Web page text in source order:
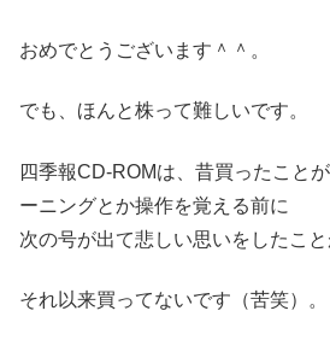
おめでとうございます＾＾。
でも、ほんと株って難しいです。
四季報CD-ROMは、昔買ったこと
ーニングとか操作を覚える前に
次の号が出て悲しい思いをしたこと
それ以来買ってないです（苦笑）。